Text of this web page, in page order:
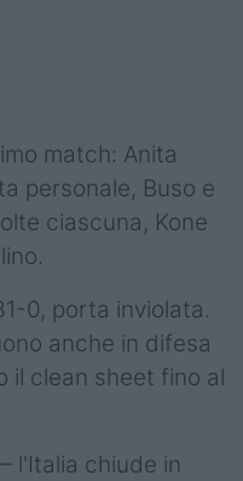
match: Anita
personale, Buso e
ciascuna, Kone
0, porta inviolata.
anche in difesa
il clean sheet fino al
l'Italia chiude in